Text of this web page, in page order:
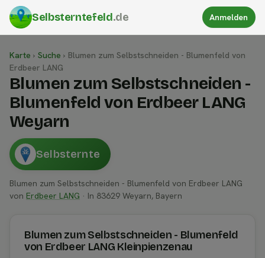
Selbsterntefeld.de Anmelden
Karte › Suche › Blumen zum Selbstschneiden - Blumenfeld von
Erdbeer LANG
Blumen zum Selbstschneiden -
Blumenfeld von Erdbeer LANG
Weyarn
Selbsternte
Blumen zum Selbstschneiden - Blumenfeld von Erdbeer LANG
von Erdbeer LANG · In 83629 Weyarn, Bayern
Blumen zum Selbstschneiden - Blumenfeld
von Erdbeer LANG Kleinpienzenau